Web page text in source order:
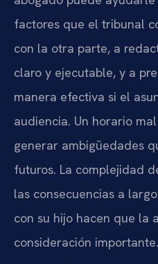
factores que el tribunal
con la otra parte, a
claro y ejecutable, y a
manera efectiva si el
audiencia. Un horario
generar ambigüedades
futuros. La complejidad
las consecuencias a
con su hijo hacen que la
consideración importante.